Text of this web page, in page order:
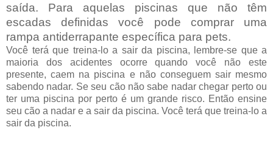
saída. Para aquelas piscinas que não têm
escadas definidas você pode comprar uma
rampa antiderrapante específica para pets.
Você terá que treina-lo a sair da piscina, lembre-se que a
maioria dos acidentes ocorre quando você não este
presente, caem na piscina e não conseguem sair mesmo
sabendo nadar. Se seu cão não sabe nadar chegar perto ou
ter uma piscina por perto é um grande risco. Então ensine
seu cão a nadar e a sair da piscina. Você terá que treina-lo a
sair da piscina.